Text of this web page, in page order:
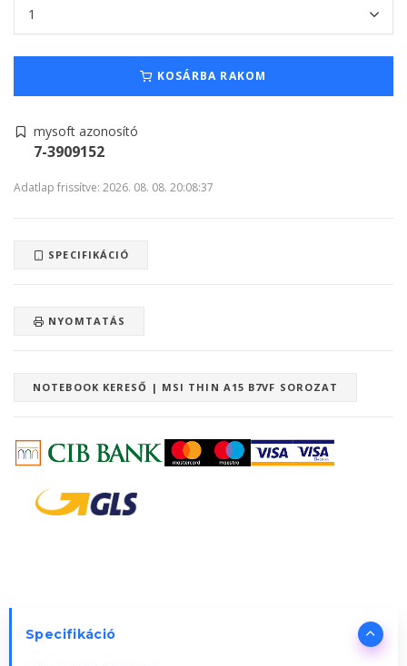
KOSÁRBA RAKOM
mysoft azonosító
7-3909152
Adatlap frissítve: 2026. 08. 08. 20:08:37
SPECIFIKÁCIÓ
NYOMTATÁS
NOTEBOOK KERESŐ | MSI THIN A15 B7VF SOROZAT
Specifikáció